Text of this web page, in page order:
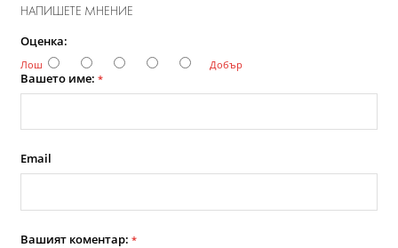
НАПИШЕТЕ МНЕНИЕ
Оценка:
Лош Добър
Вашето име: *
Email
Вашият коментар: *